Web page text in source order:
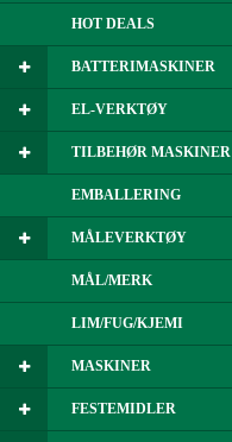
HOT DEALS
BATTERIMASKINER
EL-VERKTØY
TILBEHØR MASKINER
EMBALLERING
MÅLEVERKTØY
MÅL/MERK
LIM/FUG/KJEMI
MASKINER
FESTEMIDLER